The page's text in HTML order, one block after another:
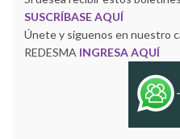
SUSCRÍBASE AQUÍ
Únete y siguenos en nuestro
REDESMA INGRESA AQUÍ